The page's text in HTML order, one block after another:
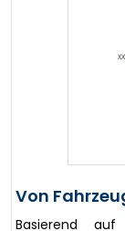
Von
Basierend